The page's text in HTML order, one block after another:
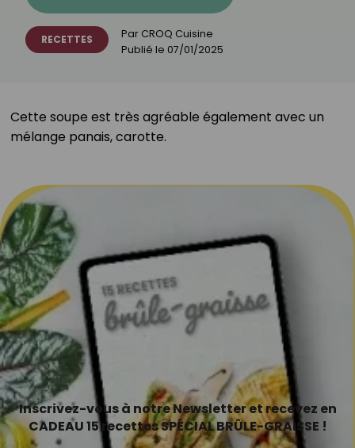
RECETTES Par CROQ Cuisine
Publié le 07/01/2025
Cette soupe est très agréable également avec un
mélange panais, carotte. ⁣
Inscrivez-vous à notre Newsletter et recevez en
CADEAU 15 recettes SPÉCIAL BRÛLE-GRAISSE !